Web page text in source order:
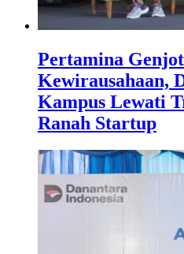
Pertamina
Kewirausahaan,
Kampus Lewati
Ranah Startup